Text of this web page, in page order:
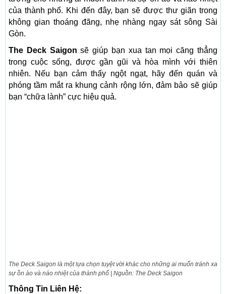
của thành phố. Khi đến đây, bạn sẽ được thư giãn trong
không gian thoáng đãng, nhẹ nhàng ngay sát sông Sài
Gòn.
The Deck Saigon sẽ giúp bạn xua tan mọi căng thẳng
trong cuộc sống, được gần gũi và hòa mình với thiên
nhiên. Nếu bạn cảm thấy ngột ngạt, hãy đến quán và
phóng tầm mắt ra khung cảnh rộng lớn, đảm bảo sẽ giúp
bạn “chữa lành” cực hiệu quả.
The Deck Saigon là một lựa chọn tuyệt vời khác cho những ai muốn tránh xa
sự ồn ào và náo nhiệt của thành phố | Nguồn: The Deck Saigon
Thông Tin Liên Hệ: